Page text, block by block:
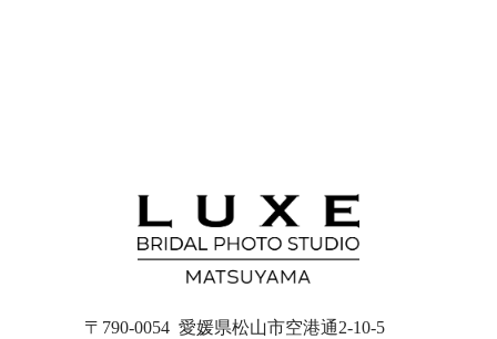
〒790-0054 愛媛県松山市空港通2-10-5